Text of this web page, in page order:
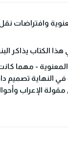
وافتراضات
الكتاب يذاكر
- مهما
في النهاية تصميم
الإعراب